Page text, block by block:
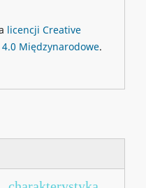
licencji Creative
Międzynarodowe.